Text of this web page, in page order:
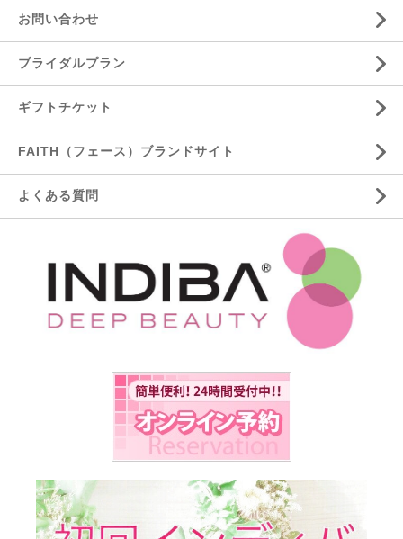
お問い合わせ
ブライダルプラン
ギフトチケット
FAITH（フェース）ブランドサイト
よくある質問